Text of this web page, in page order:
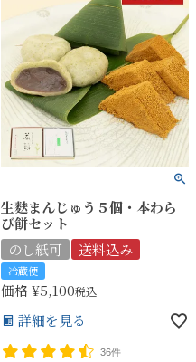
生麩まんじゅう５個・本わら
び餅セット
のし紙可
送料込み
冷蔵便
価格¥5,100税込
詳細を見る
36件